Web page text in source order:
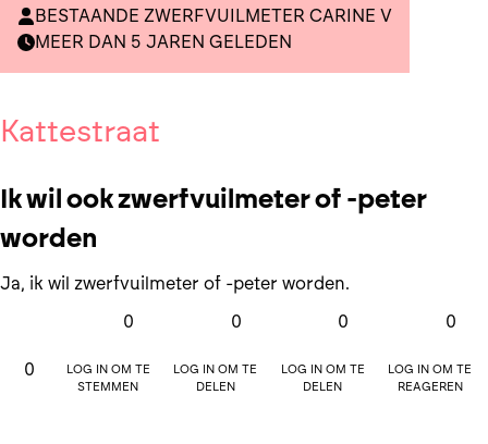
BESTAANDE ZWERFVUILMETER CARINE V
MEER DAN 5 JAREN GELEDEN
Kattestraat
Ik wil ook zwerfvuilmeter of -peter
worden
Ja, ik wil zwerfvuilmeter of -peter worden.
0
0
Log in om te
stemmen
0
Log in om te
delen
0
Log in om te
delen
0
Log in om te
reageren